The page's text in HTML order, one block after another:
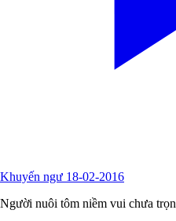
Khuyến ngư 18-02-2016
Người nuôi tôm niềm vui chưa trọn